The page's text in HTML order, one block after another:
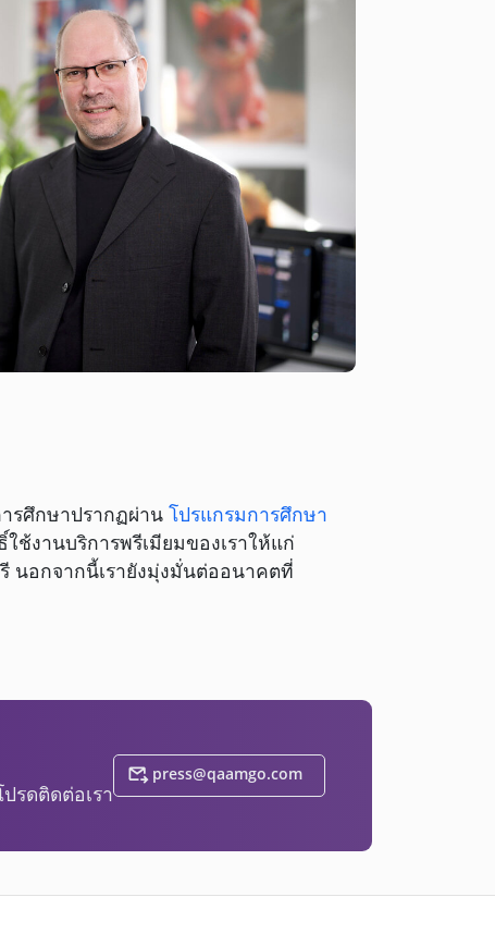
รศึกษาปรากฏผ่าน โปรแกรมการศึกษา
ช้งานบริการพรีเมียมของเราให้แก่
นอกจากนี้เรายังมุ่งมั่นต่ออนาคตที่
รดติดต่อเรา
press@qaamgo.com